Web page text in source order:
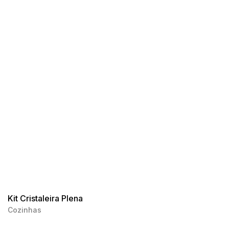
Kit Cristaleira Plena
Cozinhas